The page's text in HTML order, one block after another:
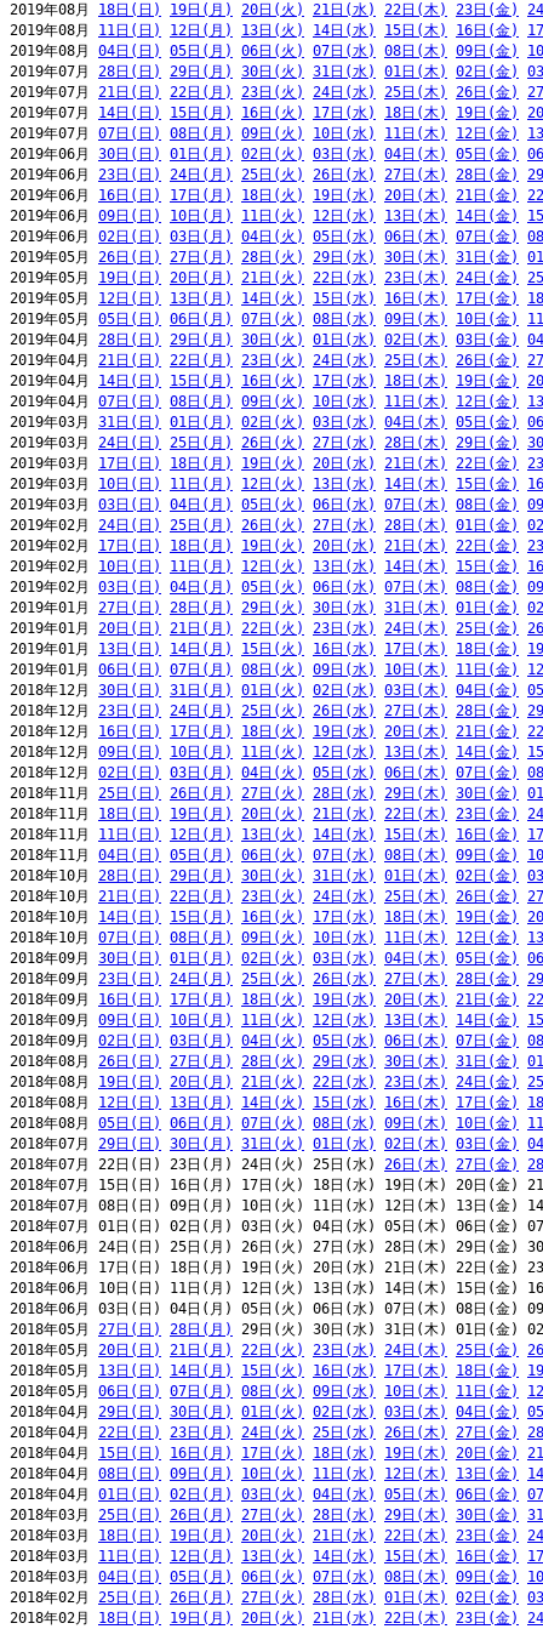
2019年08月 18日(日) 19日(月) 20日(火) 21日(水) 22日(木) 23日(金)
2019年08月 11日(日) 12日(月) 13日(火) 14日(水) 15日(木) 16日(金)
2019年08月 04日(日) 05日(月) 06日(火) 07日(水) 08日(木) 09日(金)
2019年07月 28日(日) 29日(月) 30日(火) 31日(水) 01日(木) 02日(金)
2019年07月 21日(日) 22日(月) 23日(火) 24日(水) 25日(木) 26日(金)
2019年07月 14日(日) 15日(月) 16日(火) 17日(水) 18日(木) 19日(金)
2019年07月 07日(日) 08日(月) 09日(火) 10日(水) 11日(木) 12日(金)
2019年06月 30日(日) 01日(月) 02日(火) 03日(水) 04日(木) 05日(金)
2019年06月 23日(日) 24日(月) 25日(火) 26日(水) 27日(木) 28日(金)
2019年06月 16日(日) 17日(月) 18日(火) 19日(水) 20日(木) 21日(金)
2019年06月 09日(日) 10日(月) 11日(火) 12日(水) 13日(木) 14日(金)
2019年06月 02日(日) 03日(月) 04日(火) 05日(水) 06日(木) 07日(金)
2019年05月 26日(日) 27日(月) 28日(火) 29日(水) 30日(木) 31日(金)
2019年05月 19日(日) 20日(月) 21日(火) 22日(水) 23日(木) 24日(金)
2019年05月 12日(日) 13日(月) 14日(火) 15日(水) 16日(木) 17日(金)
2019年05月 05日(日) 06日(月) 07日(火) 08日(水) 09日(木) 10日(金)
2019年04月 28日(日) 29日(月) 30日(火) 01日(水) 02日(木) 03日(金)
2019年04月 21日(日) 22日(月) 23日(火) 24日(水) 25日(木) 26日(金)
2019年04月 14日(日) 15日(月) 16日(火) 17日(水) 18日(木) 19日(金)
2019年04月 07日(日) 08日(月) 09日(火) 10日(水) 11日(木) 12日(金)
2019年03月 31日(日) 01日(月) 02日(火) 03日(水) 04日(木) 05日(金)
2019年03月 24日(日) 25日(月) 26日(火) 27日(水) 28日(木) 29日(金)
2019年03月 17日(日) 18日(月) 19日(火) 20日(水) 21日(木) 22日(金)
2019年03月 10日(日) 11日(月) 12日(火) 13日(水) 14日(木) 15日(金)
2019年03月 03日(日) 04日(月) 05日(火) 06日(水) 07日(木) 08日(金)
2019年02月 24日(日) 25日(月) 26日(火) 27日(水) 28日(木) 01日(金)
2019年02月 17日(日) 18日(月) 19日(火) 20日(水) 21日(木) 22日(金)
2019年02月 10日(日) 11日(月) 12日(火) 13日(水) 14日(木) 15日(金)
2019年02月 03日(日) 04日(月) 05日(火) 06日(水) 07日(木) 08日(金)
2019年01月 27日(日) 28日(月) 29日(火) 30日(水) 31日(木) 01日(金)
2019年01月 20日(日) 21日(月) 22日(火) 23日(水) 24日(木) 25日(金)
2019年01月 13日(日) 14日(月) 15日(火) 16日(水) 17日(木) 18日(金)
2019年01月 06日(日) 07日(月) 08日(火) 09日(水) 10日(木) 11日(金)
2018年12月 30日(日) 31日(月) 01日(火) 02日(水) 03日(木) 04日(金)
2018年12月 23日(日) 24日(月) 25日(火) 26日(水) 27日(木) 28日(金)
2018年12月 16日(日) 17日(月) 18日(火) 19日(水) 20日(木) 21日(金)
2018年12月 09日(日) 10日(月) 11日(火) 12日(水) 13日(木) 14日(金)
2018年12月 02日(日) 03日(月) 04日(火) 05日(水) 06日(木) 07日(金)
2018年11月 25日(日) 26日(月) 27日(火) 28日(水) 29日(木) 30日(金)
2018年11月 18日(日) 19日(月) 20日(火) 21日(水) 22日(木) 23日(金)
2018年11月 11日(日) 12日(月) 13日(火) 14日(水) 15日(木) 16日(金)
2018年11月 04日(日) 05日(月) 06日(火) 07日(水) 08日(木) 09日(金)
2018年10月 28日(日) 29日(月) 30日(火) 31日(水) 01日(木) 02日(金)
2018年10月 21日(日) 22日(月) 23日(火) 24日(水) 25日(木) 26日(金)
2018年10月 14日(日) 15日(月) 16日(火) 17日(水) 18日(木) 19日(金)
2018年10月 07日(日) 08日(月) 09日(火) 10日(水) 11日(木) 12日(金)
2018年09月 30日(日) 01日(月) 02日(火) 03日(水) 04日(木) 05日(金)
2018年09月 23日(日) 24日(月) 25日(火) 26日(水) 27日(木) 28日(金)
2018年09月 16日(日) 17日(月) 18日(火) 19日(水) 20日(木) 21日(金)
2018年09月 09日(日) 10日(月) 11日(火) 12日(水) 13日(木) 14日(金)
2018年09月 02日(日) 03日(月) 04日(火) 05日(水) 06日(木) 07日(金)
2018年08月 26日(日) 27日(月) 28日(火) 29日(水) 30日(木) 31日(金)
2018年08月 19日(日) 20日(月) 21日(火) 22日(水) 23日(木) 24日(金)
2018年08月 12日(日) 13日(月) 14日(火) 15日(水) 16日(木) 17日(金)
2018年08月 05日(日) 06日(月) 07日(火) 08日(水) 09日(木) 10日(金)
2018年07月 29日(日) 30日(月) 31日(火) 01日(水) 02日(木) 03日(金)
2018年07月 22日(日) 23日(月) 24日(火) 25日(水) 26日(木) 27日(金)
2018年07月 15日(日) 16日(月) 17日(火) 18日(水) 19日(木) 20日(金)
2018年07月 08日(日) 09日(月) 10日(火) 11日(水) 12日(木) 13日(金)
2018年07月 01日(日) 02日(月) 03日(火) 04日(水) 05日(木) 06日(金)
2018年06月 24日(日) 25日(月) 26日(火) 27日(水) 28日(木) 29日(金)
2018年06月 17日(日) 18日(月) 19日(火) 20日(水) 21日(木) 22日(金)
2018年06月 10日(日) 11日(月) 12日(火) 13日(水) 14日(木) 15日(金)
2018年06月 03日(日) 04日(月) 05日(火) 06日(水) 07日(木) 08日(金)
2018年05月 27日(日) 28日(月)
29日(火) 30日(水) 31日(木) 01日(金)
2018年05月 20日(日) 21日(月) 22日(火) 23日(水) 24日(木) 25日(金)
2018年05月 13日(日) 14日(月) 15日(火) 16日(水) 17日(木) 18日(金)
2018年05月 06日(日) 07日(月) 08日(火) 09日(水) 10日(木) 11日(金)
2018年04月 29日(日) 30日(月) 01日(火) 02日(水) 03日(木) 04日(金)
2018年04月 22日(日) 23日(月) 24日(火) 25日(水) 26日(木) 27日(金)
2018年04月 15日(日) 16日(月) 17日(火) 18日(水) 19日(木) 20日(金)
2018年04月 08日(日) 09日(月) 10日(火) 11日(水) 12日(木) 13日(金)
2018年04月 01日(日) 02日(月) 03日(火) 04日(水) 05日(木) 06日(金)
2018年03月 25日(日) 26日(月) 27日(火) 28日(水) 29日(木) 30日(金)
2018年03月 18日(日) 19日(月) 20日(火) 21日(水) 22日(木) 23日(金)
2018年03月 11日(日) 12日(月) 13日(火) 14日(水) 15日(木) 16日(金)
2018年03月 04日(日) 05日(月) 06日(火) 07日(水) 08日(木) 09日(金)
2018年02月 25日(日) 26日(月) 27日(火) 28日(水) 01日(木) 02日(金)
2018年02月 18日(日) 19日(月) 20日(火) 21日(水) 22日(木) 23日(金)